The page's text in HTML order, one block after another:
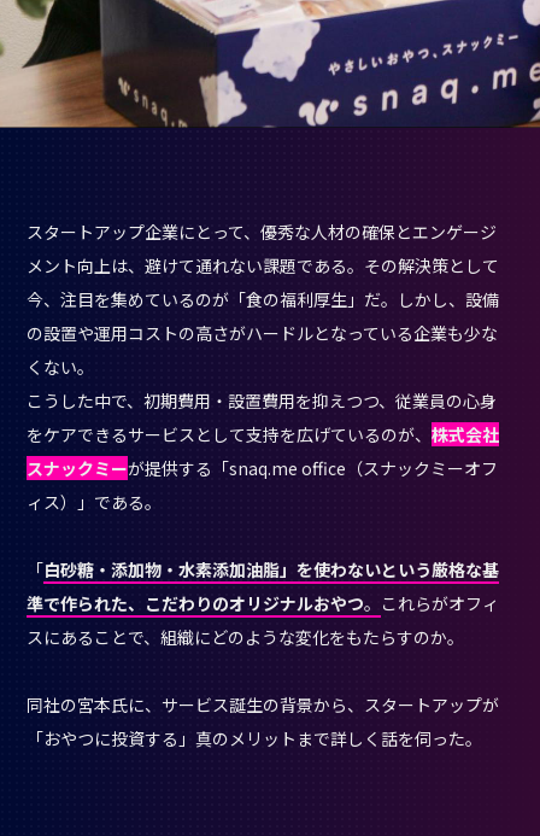
スタートアップ企業にとって、優秀な人材の確保とエンゲージ
メント向上は、避けて通れない課題である。その解決策として
今、注目を集めているのが「食の福利厚生」だ。しかし、設備
の設置や運用コストの高さがハードルとなっている企業も少な
くない。
こうした中で、初期費用・設置費用を抑えつつ、従業員の心身
をケアできるサービスとして支持を広げているのが、株式会社
スナックミーが提供する「snaq.me office（スナックミーオフ
ィス）」である。
「白砂糖・添加物・水素添加油脂」を使わないという厳格な基
準で作られた、こだわりのオリジナルおやつ。 これらがオフィ
スにあることで、組織にどのような変化をもたらすのか。
同社の宮本氏に、サービス誕生の背景から、スタートアップが
「おやつに投資する」真のメリットまで詳しく話を伺った。